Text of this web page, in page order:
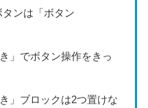
ンは「ボタン
」でボタン操作をきっ
」ブロックは2つ置けな